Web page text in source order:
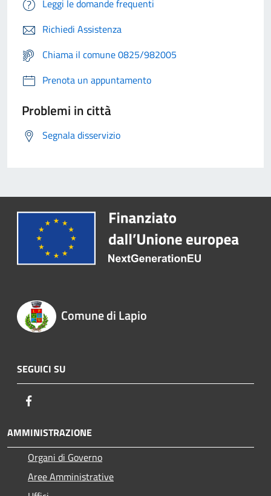
Leggi le domande frequenti
Richiedi Assistenza
Chiama il comune 0825/982005
Prenota un appuntamento
Problemi in città
Segnala disservizio
Comune di Lapio
SEGUICI SU
AMMINISTRAZIONE
Organi di Governo
Aree Amministrative